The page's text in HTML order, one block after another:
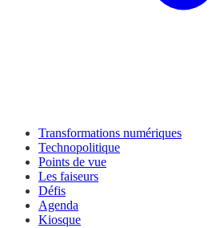
Transformations numériques
Technopolitique
Points de vue
Les faiseurs
Défis
Agenda
Kiosque